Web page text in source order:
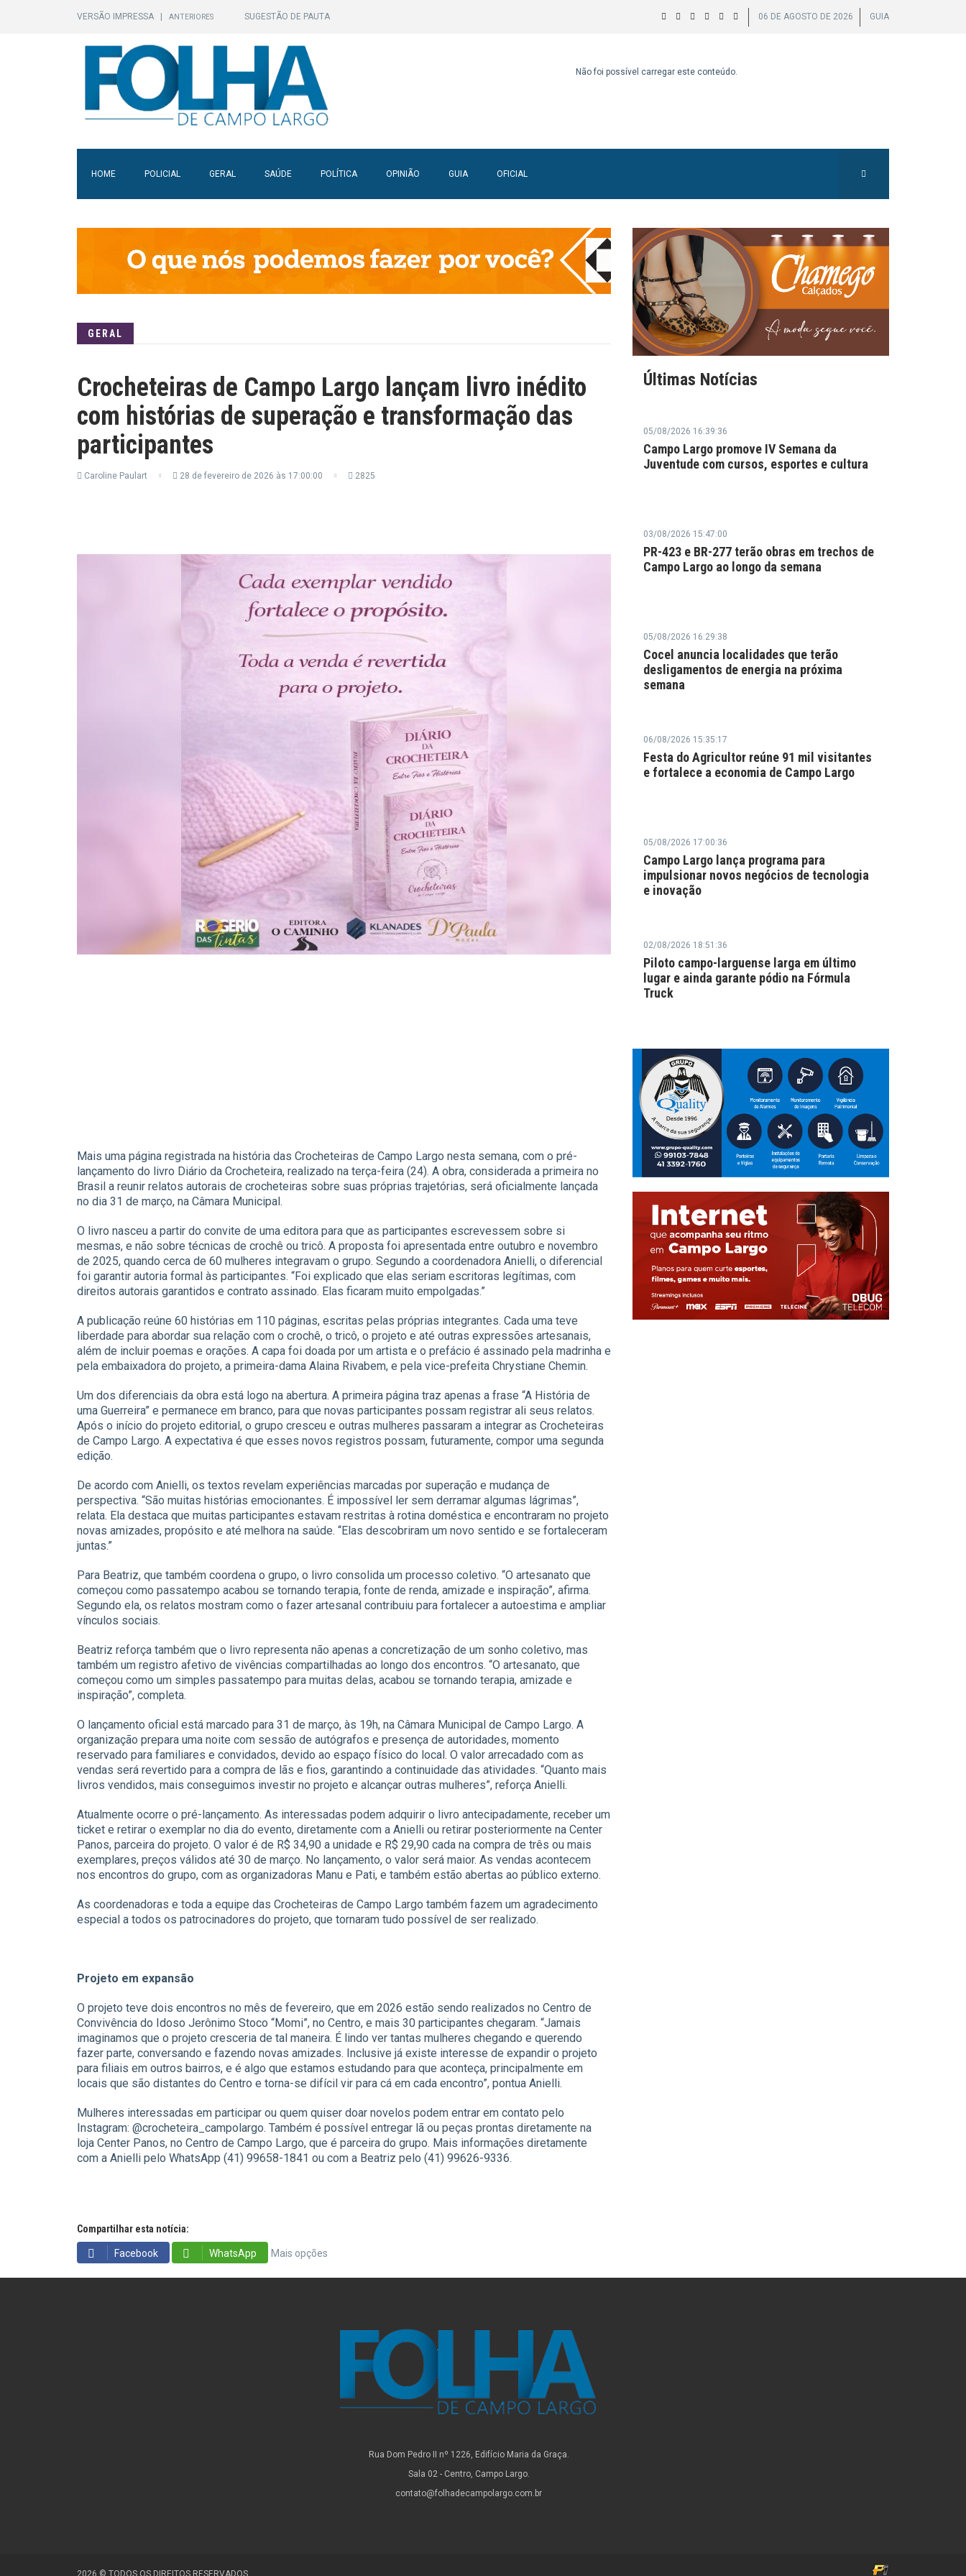
VERSÃO IMPRESSA ANTERIORES SUGESTÃO DE PAUTA 06 DE AGOSTO DE 2026 GUIA
Não foi possível carregar este conteúdo.
HOME POLICIAL GERAL SAÚDE POLÍTICA OPINIÃO GUIA OFICIAL
GERAL
Crocheteiras de Campo Largo lançam livro inédito
com histórias de superação e transformação das
participantes
Caroline Paulart 28 de fevereiro de 2026 às 17:00:00 2825
Mais uma página registrada na história das Crocheteiras de Campo Largo nesta semana, com o pré-
lançamento do livro Diário da Crocheteira, realizado na terça-feira (24). A obra, considerada a primeira no
Brasil a reunir relatos autorais de crocheteiras sobre suas próprias trajetórias, será oficialmente lançada
no dia 31 de março, na Câmara Municipal.
O livro nasceu a partir do convite de uma editora para que as participantes escrevessem sobre si
mesmas, e não sobre técnicas de crochê ou tricô. A proposta foi apresentada entre outubro e novembro
de 2025, quando cerca de 60 mulheres integravam o grupo. Segundo a coordenadora Anielli, o diferencial
foi garantir autoria formal às participantes. “Foi explicado que elas seriam escritoras legítimas, com
direitos autorais garantidos e contrato assinado. Elas ficaram muito empolgadas.”
A publicação reúne 60 histórias em 110 páginas, escritas pelas próprias integrantes. Cada uma teve
liberdade para abordar sua relação com o crochê, o tricô, o projeto e até outras expressões artesanais,
além de incluir poemas e orações. A capa foi doada por um artista e o prefácio é assinado pela madrinha e
pela embaixadora do projeto, a primeira-dama Alaina Rivabem, e pela vice-prefeita Chrystiane Chemin.
Um dos diferenciais da obra está logo na abertura. A primeira página traz apenas a frase “A História de
uma Guerreira” e permanece em branco, para que novas participantes possam registrar ali seus relatos.
Após o início do projeto editorial, o grupo cresceu e outras mulheres passaram a integrar as Crocheteiras
de Campo Largo. A expectativa é que esses novos registros possam, futuramente, compor uma segunda
edição.
De acordo com Anielli, os textos revelam experiências marcadas por superação e mudança de
perspectiva. “São muitas histórias emocionantes. É impossível ler sem derramar algumas lágrimas”,
relata. Ela destaca que muitas participantes estavam restritas à rotina doméstica e encontraram no projeto
novas amizades, propósito e até melhora na saúde. “Elas descobriram um novo sentido e se fortaleceram
juntas.”
Para Beatriz, que também coordena o grupo, o livro consolida um processo coletivo. “O artesanato que
começou como passatempo acabou se tornando terapia, fonte de renda, amizade e inspiração”, afirma.
Segundo ela, os relatos mostram como o fazer artesanal contribuiu para fortalecer a autoestima e ampliar
vínculos sociais.
Beatriz reforça também que o livro representa não apenas a concretização de um sonho coletivo, mas
também um registro afetivo de vivências compartilhadas ao longo dos encontros. “O artesanato, que
começou como um simples passatempo para muitas delas, acabou se tornando terapia, amizade e
inspiração”, completa.
O lançamento oficial está marcado para 31 de março, às 19h, na Câmara Municipal de Campo Largo. A
organização prepara uma noite com sessão de autógrafos e presença de autoridades, momento
reservado para familiares e convidados, devido ao espaço físico do local. O valor arrecadado com as
vendas será revertido para a compra de lãs e fios, garantindo a continuidade das atividades. “Quanto mais
livros vendidos, mais conseguimos investir no projeto e alcançar outras mulheres”, reforça Anielli.
Atualmente ocorre o pré-lançamento. As interessadas podem adquirir o livro antecipadamente, receber um
ticket e retirar o exemplar no dia do evento, diretamente com a Anielli ou retirar posteriormente na Center
Panos, parceira do projeto. O valor é de R$ 34,90 a unidade e R$ 29,90 cada na compra de três ou mais
exemplares, preços válidos até 30 de março. No lançamento, o valor será maior. As vendas acontecem
nos encontros do grupo, com as organizadoras Manu e Pati, e também estão abertas ao público externo.
As coordenadoras e toda a equipe das Crocheteiras de Campo Largo também fazem um agradecimento
especial a todos os patrocinadores do projeto, que tornaram tudo possível de ser realizado.
Projeto em expansão
O projeto teve dois encontros no mês de fevereiro, que em 2026 estão sendo realizados no Centro de
Convivência do Idoso Jerônimo Stoco “Momi”, no Centro, e mais 30 participantes chegaram. “Jamais
imaginamos que o projeto cresceria de tal maneira. É lindo ver tantas mulheres chegando e querendo
fazer parte, conversando e fazendo novas amizades. Inclusive já existe interesse de expandir o projeto
para filiais em outros bairros, e é algo que estamos estudando para que aconteça, principalmente em
locais que são distantes do Centro e torna-se difícil vir para cá em cada encontro”, pontua Anielli.
Mulheres interessadas em participar ou quem quiser doar novelos podem entrar em contato pelo
Instagram: @crocheteira_campolargo. Também é possível entregar lã ou peças prontas diretamente na
loja Center Panos, no Centro de Campo Largo, que é parceira do grupo. Mais informações diretamente
com a Anielli pelo WhatsApp (41) 99658-1841 ou com a Beatriz pelo (41) 99626-9336.
Compartilhar esta notícia:
Facebook WhatsApp Mais opções
Últimas Notícias
05/08/2026 16:39:36
Campo Largo promove IV Semana da
Juventude com cursos, esportes e cultura
03/08/2026 15:47:00
PR-423 e BR-277 terão obras em trechos de
Campo Largo ao longo da semana
05/08/2026 16:29:38
Cocel anuncia localidades que terão
desligamentos de energia na próxima
semana
06/08/2026 15:35:17
Festa do Agricultor reúne 91 mil visitantes
e fortalece a economia de Campo Largo
05/08/2026 17:00:36
Campo Largo lança programa para
impulsionar novos negócios de tecnologia
e inovação
02/08/2026 18:51:36
Piloto campo-larguense larga em último
lugar e ainda garante pódio na Fórmula
Truck
Rua Dom Pedro II nº 1226, Edifício Maria da Graça.
Sala 02 - Centro, Campo Largo.
contato@folhadecampolargo.com.br